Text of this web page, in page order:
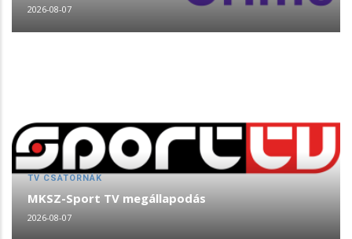
2026-08-07
TV CSATORNÁK
MKSZ-Sport TV megállapodás
2026-08-07